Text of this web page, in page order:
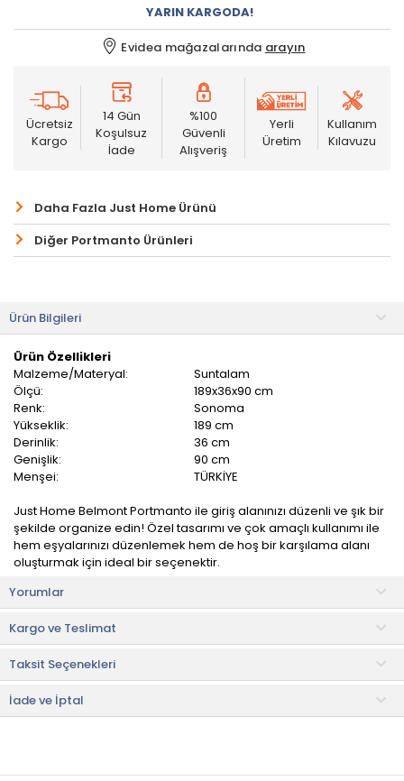
YARIN KARGODA!
Evidea mağazalarında arayın
Ücretsiz
Kargo
14 Gün
Koşulsuz
İade
%100
Güvenli
Alışveriş
Yerli
Üretim
Kullanım
Kılavuzu
Daha Fazla Just Home Ürünü
Diğer Portmanto Ürünleri
Ürün Bilgileri
Ürün Özellikleri
Malzeme/Materyal:
Suntalam
Ölçü:
189x36x90 cm
Renk:
Sonoma
Yükseklik:
189 cm
Derinlik:
36 cm
Genişlik:
90 cm
Menşei:
TÜRKİYE
Just Home Belmont Portmanto ile giriş alanınızı düzenli ve şık bir
şekilde organize edin! Özel tasarımı ve çok amaçlı kullanımı ile
hem eşyalarınızı düzenlemek hem de hoş bir karşılama alanı
oluşturmak için ideal bir seçenektir.
Geniş iç hacmi ve çeşitli bölmeleri ile eşyalarınızı düzenli bir
şekilde saklamanıza yardımcı olur. Askı kısımları, ceketler,
montlar, şapkalar ve daha birçok giyim eşyasını düzenli bir
şekilde asmanızı sağlar. Aynı zamanda dolap bölümü,
ayakkabılarınızı ve diğer eşyalarınızı gizleyerek alanın temiz ve
düzenli görünmesini sağlar.
Zarif detayları ile her tür iç mekâna uyum sağlar. Hem işlevselliği
Yorumlar
Kargo ve Teslimat
Taksit Seçenekleri
İade ve İptal